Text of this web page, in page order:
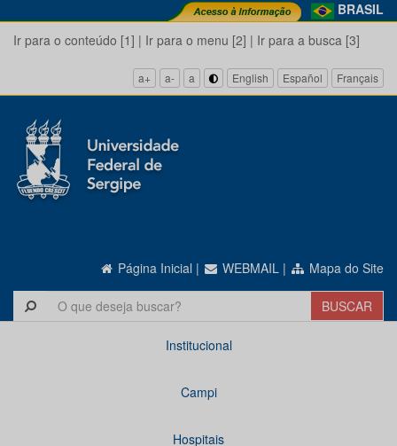
BRASIL
Ir para o conteúdo [1] | Ir para o menu [2] | Ir para a busca [3]
a+ a- a English Español Français
Página Inicial | WEBMAIL | Mapa do Site
Institucional
Campi
Hospitais